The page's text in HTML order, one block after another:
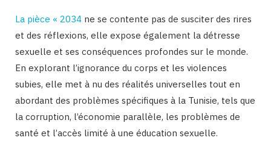
La pièce « 2034 ne se contente pas de susciter des rires
et des réflexions, elle expose également la détresse
sexuelle et ses conséquences profondes sur le monde.
En explorant l’ignorance du corps et les violences
subies, elle met à nu des réalités universelles tout en
abordant des problèmes spécifiques à la Tunisie, tels que
la corruption, l’économie parallèle, les problèmes de
santé et l’accès limité à une éducation sexuelle.